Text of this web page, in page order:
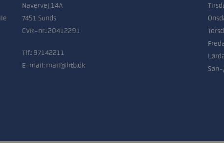
Navervej 14A
7451 Sunds
CVR-nr.: 20412291
Tlf.: 97142211
E-mail: mail@htb.dk